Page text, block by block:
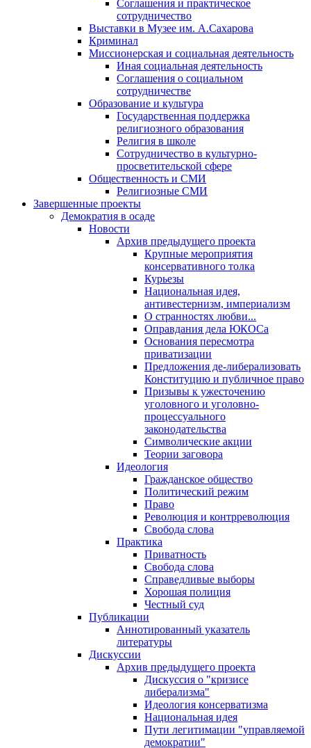
Соглашения и практическое
сотрудничество
Выставки в Музее им. А.Сахарова
Криминал
Миссионерская и социальная деятельность
Иная социальная деятельность
Соглашения о социальном
сотрудничестве
Образование и культура
Государственная поддержка
религиозного образования
Религия в школе
Сотрудничество в культурно-
просветительской сфере
Общественность и СМИ
Религиозные СМИ
Завершенные проекты
Демократия в осаде
Новости
Архив предыдущего проекта
Крупные мероприятия
консервативного толка
Курьезы
Национальная идея,
антивестернизм, империализм
О странностях любви...
Оправдания дела ЮКОСа
Основания пересмотра
приватизации
Предложения де-либерализовать
Конституцию и публичное право
Призывы к ужесточению
уголовного и уголовно-
процессуального
законодательства
Символические акции
Теории заговора
Идеология
Гражданское общество
Политический режим
Право
Революция и контрреволюция
Свобода слова
Практика
Приватность
Свобода слова
Справедливые выборы
Хорошая полиция
Честный суд
Публикации
Аннотированный указатель
литературы
Дискуссии
Архив предыдущего проекта
Дискуссия о "кризисе
либерализма"
Идеология консерватизма
Национальная идея
Пути легитимации "управляемой
демократии"